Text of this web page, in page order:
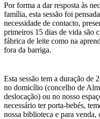
Por forma a dar resposta às
família, esta sessão foi
necessidade de contacto,
primeiros 15 dias de vida são
fábrica de leite como na
fora da barriga.
Esta sessão tem a duração de
no domicílio (concelho de
deslocação) ou no nosso
necessário ter porta-bebés,
nossa biblioteca e para venda,